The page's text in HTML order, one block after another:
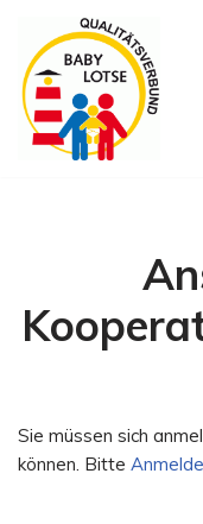
Zum
Inhalt
springen
Sie müssen sich
können. Bitte